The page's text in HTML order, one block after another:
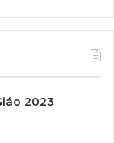
2023